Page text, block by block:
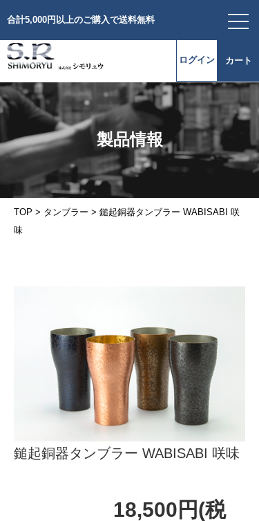
シリーズ一覧
三層鋼 ステンレス-鉄-ステンレス
ジュノー
エクストラ
トゥリート
無水調理鍋 ピナクルⅡ
ライフクッカー
三層鋼ステンレス-アルミ-ステンレス
製品の特長･よくあるご質問
レシピ
会社概要
お知らせ
お問い合わせ
合計5,000円以上のご購入で送料無料
ログイン カート
製品情報
TOP > タンブラー > 鎚起銅器タンブラー WABISABI 咲
味
鎚起銅器タンブラー WABISABI 咲味
18,500円(税